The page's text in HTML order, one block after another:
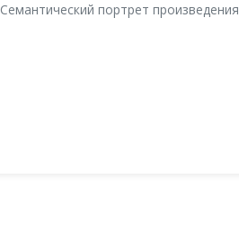
Семантический портрет произведения